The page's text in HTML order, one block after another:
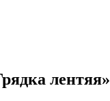
лентяя»